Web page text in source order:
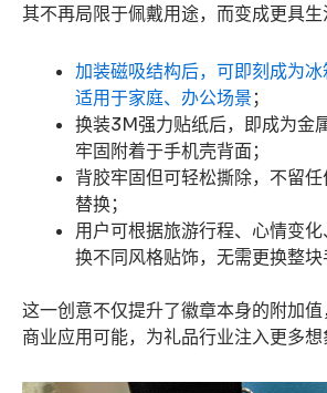
其不再局限于佩戴用途，而变成更具生
加装磁吸结构后，可即刻成为冰
适用于家庭、办公场景；
换装3M强力贴纸后，即成为金
牢固附着于手机壳背面；
背胶牢固但可轻松撕除，不留
替换；
用户可根据旅游行程、心情变
换不同风格贴饰，无需更换整块
这一创意不仅提升了徽章本身的附加
商业应用可能，为礼品行业注入更多想